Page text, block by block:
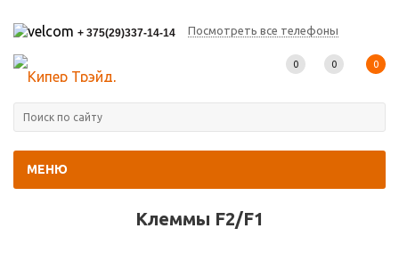
+ 375(29)337-14-14 Посмотреть все телефоны
МЕНЮ
0 0 0
Клеммы F2/F1